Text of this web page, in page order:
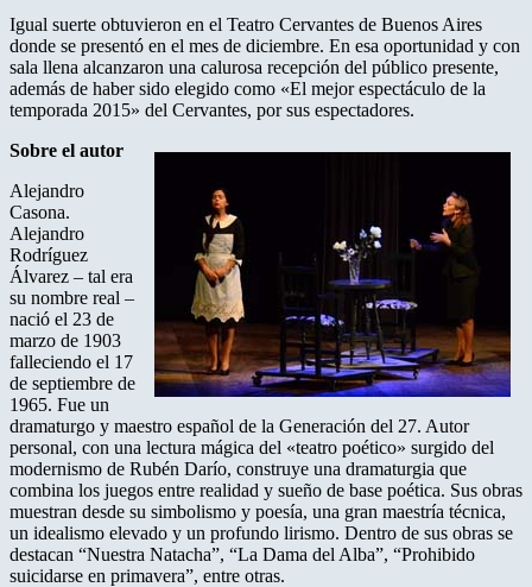
Igual suerte obtuvieron en el Teatro Cervantes de Buenos Aires
donde se presentó en el mes de diciembre. En esa oportunidad y con
sala llena alcanzaron una calurosa recepción del público presente,
además de haber sido elegido como «El mejor espectáculo de la
temporada 2015» del Cervantes, por sus espectadores.
Sobre el autor
Alejandro
Casona.
Alejandro
Rodríguez
Álvarez – tal era
su nombre real –
nació el 23 de
marzo de 1903
falleciendo el 17
de septiembre de
1965. Fue un
dramaturgo y maestro español de la Generación del 27. Autor
personal, con una lectura mágica del «teatro poético» surgido del
modernismo de Rubén Darío, construye una dramaturgia que
combina los juegos entre realidad y sueño de base poética. Sus obras
muestran desde su simbolismo y poesía, una gran maestría técnica,
un idealismo elevado y un profundo lirismo. Dentro de sus obras se
destacan “Nuestra Natacha”, “La Dama del Alba”, “Prohibido
suicidarse en primavera”, entre otras.